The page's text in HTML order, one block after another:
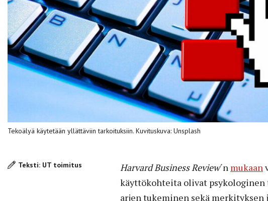
Tekoälyä käytetään yllättäviin tarkoituksiin. Kuvituskuva: Unsplash
Teksti: UT toimitus Harvard Business Review´n mukaan
käyttökohteita olivat psykologinen
arjen tukeminen sekä